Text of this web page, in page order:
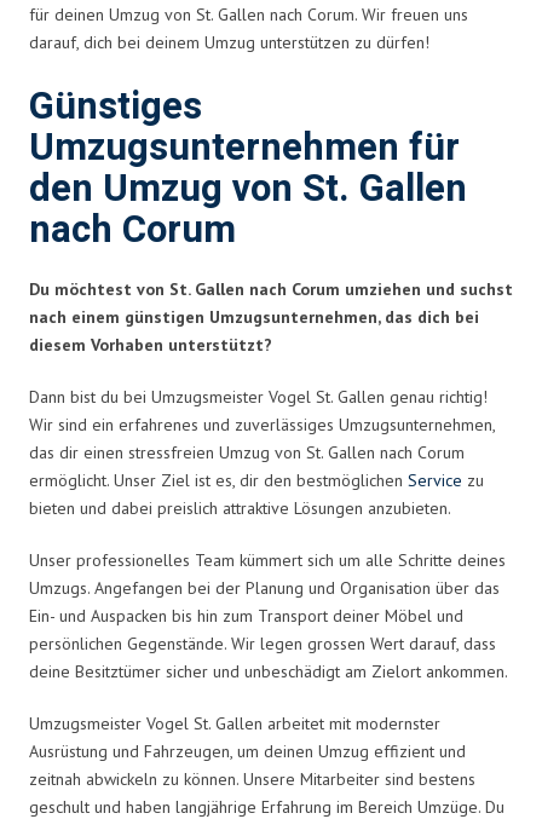
für deinen Umzug von St. Gallen nach Corum. Wir freuen uns
darauf, dich bei deinem Umzug unterstützen zu dürfen!
Günstiges
Umzugsunternehmen für
den Umzug von St. Gallen
nach Corum
Du möchtest von St. Gallen nach Corum umziehen und suchst
nach einem günstigen Umzugsunternehmen, das dich bei
diesem Vorhaben unterstützt?
Dann bist du bei Umzugsmeister Vogel St. Gallen genau richtig!
Wir sind ein erfahrenes und zuverlässiges Umzugsunternehmen,
das dir einen stressfreien Umzug von St. Gallen nach Corum
ermöglicht. Unser Ziel ist es, dir den bestmöglichen Service zu
bieten und dabei preislich attraktive Lösungen anzubieten.
Unser professionelles Team kümmert sich um alle Schritte deines
Umzugs. Angefangen bei der Planung und Organisation über das
Ein- und Auspacken bis hin zum Transport deiner Möbel und
persönlichen Gegenstände. Wir legen grossen Wert darauf, dass
deine Besitztümer sicher und unbeschädigt am Zielort ankommen.
Umzugsmeister Vogel St. Gallen arbeitet mit modernster
Ausrüstung und Fahrzeugen, um deinen Umzug effizient und
zeitnah abwickeln zu können. Unsere Mitarbeiter sind bestens
geschult und haben langjährige Erfahrung im Bereich Umzüge. Du